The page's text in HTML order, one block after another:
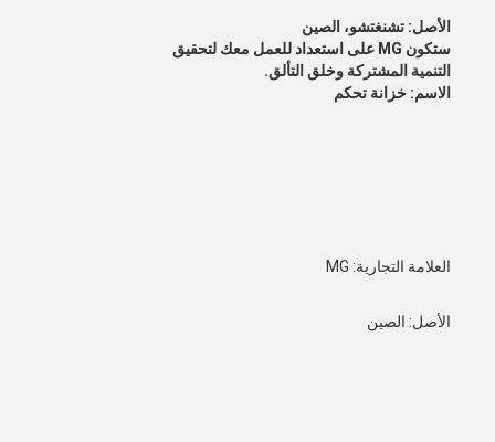
الأصل: تشنغتشو، الصين
ستكون MG على استعداد للعمل معك لتحقيق
التنمية المشتركة وخلق التألق.
الاسم: خزانة تحكم
العلامة التجارية: MG
الأصل: الصين